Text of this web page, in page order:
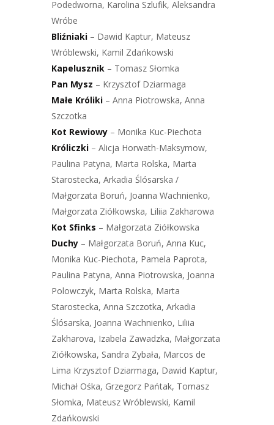
Podedworna, Karolina Szlufik, Aleksandra
Wróbe
Bliźniaki – Dawid Kaptur, Mateusz
Wróblewski, Kamil Zdańkowski
Kapelusznik – Tomasz Słomka
Pan Mysz – Krzysztof Dziarmaga
Małe Króliki – Anna Piotrowska, Anna
Szczotka
Kot Rewiowy – Monika Kuc-Piechota
Króliczki – Alicja Horwath-Maksymow,
Paulina Patyna, Marta Rolska, Marta
Starostecka, Arkadia Ślósarska /
Małgorzata Boruń, Joanna Wachnienko,
Małgorzata Ziółkowska, Liliia Zakharowa
Kot Sfinks – Małgorzata Ziółkowska
Duchy – Małgorzata Boruń, Anna Kuc,
Monika Kuc-Piechota, Pamela Paprota,
Paulina Patyna, Anna Piotrowska, Joanna
Polowczyk, Marta Rolska, Marta
Starostecka, Anna Szczotka, Arkadia
Ślósarska, Joanna Wachnienko, Liliia
Zakharova, Izabela Zawadzka, Małgorzata
Ziółkowska, Sandra Zybała, Marcos de
Lima Krzysztof Dziarmaga, Dawid Kaptur,
Michał Ośka, Grzegorz Pańtak, Tomasz
Słomka, Mateusz Wróblewski, Kamil
Zdańkowski